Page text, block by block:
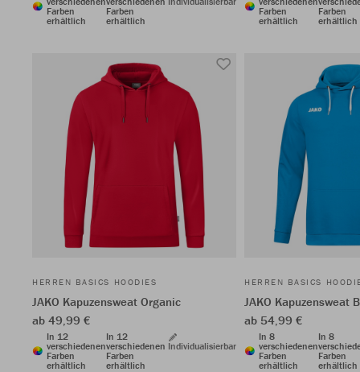
Farben
erhältlich
Farben
erhältlich
Farben
erhältlich
Farben
erhältlich
HERREN BASICS HOODIES
JAKO Kapuzensweat Organic
ab 49,99 €
In 12
verschiedenen
Farben
erhältlich
In 12
verschiedenen
Farben
erhältlich
Individualisierbar
HERREN BASICS
JAKO Kapuzensweat
ab 54,99 €
In 8
verschiedenen
Farben
erhältlich
In 8
Farben
erhältlich